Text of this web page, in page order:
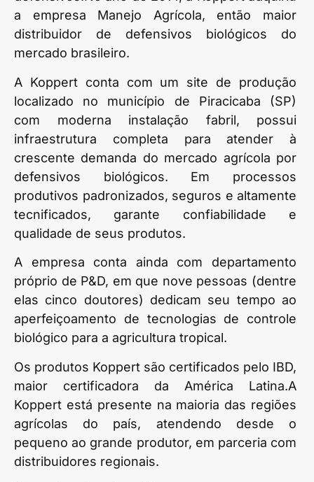
a empresa Manejo Agrícola, então maior
distribuidor de defensivos biológicos do
mercado brasileiro.
A Koppert conta com um site de produção
localizado no município de Piracicaba (SP)
com moderna instalação fabril, possui
infraestrutura completa para atender à
crescente demanda do mercado agrícola por
defensivos biológicos. Em processos
produtivos padronizados, seguros e altamente
tecnificados, garante confiabilidade e
qualidade de seus produtos.
A empresa conta ainda com departamento
próprio de P&D, em que nove pessoas (dentre
elas cinco doutores) dedicam seu tempo ao
aperfeiçoamento de tecnologias de controle
biológico para a agricultura tropical.
Os produtos Koppert são certificados pelo IBD,
maior certificadora da América Latina.A
Koppert está presente na maioria das regiões
agrícolas do país, atendendo desde o
pequeno ao grande produtor, em parceria com
distribuidores regionais.